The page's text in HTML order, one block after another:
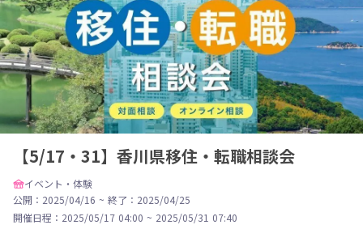
【5/17・31】香川県移住・転職相談会
イベント・体験
公開：2025/04/16 ~ 終了：2025/04/25
開催日程： 2025/05/17 04:00 ~ 2025/05/31 07:40